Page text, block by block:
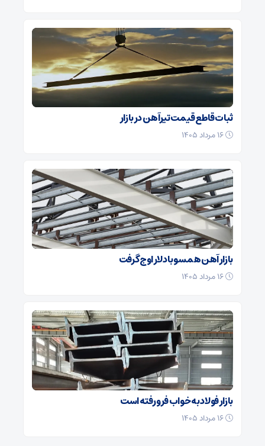
ثبات قاطع قیمت تیرآهن در بازار
بازار آهن همسو با دلار اوج گرفت
بازار فولاد به خواب فرو رفته است